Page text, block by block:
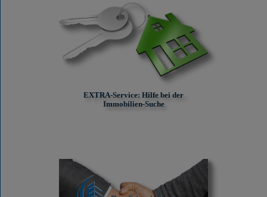
EXTRA-Service: Hilfe bei der
Immobilien-Suche